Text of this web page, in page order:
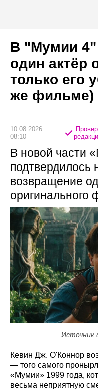
В "Мумии 4"
один актёр
только его
же фильме)
10.08.2026
08:10
В новой части
подтвердилось
возвращение
оригинального
Источник
Кевин Дж. О'Коннор
— того самого
«Мумии» 1999 года,
весьма неприятную